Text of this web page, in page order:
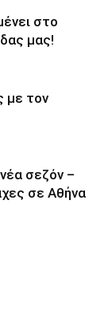
στο
μας!
με τον
σεζόν –
σε Αθήνα